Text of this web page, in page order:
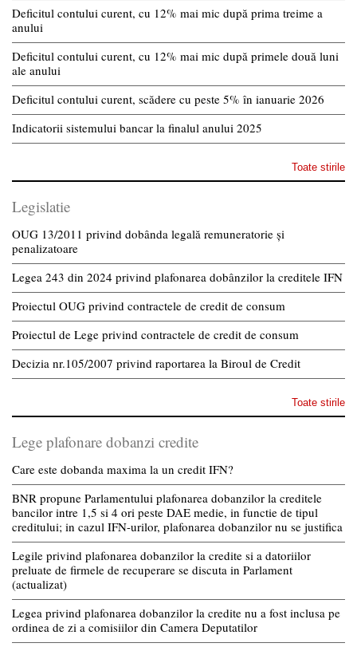
Deficitul contului curent, cu 12% mai mic după prima treime a
anului
Deficitul contului curent, cu 12% mai mic după primele două luni
ale anului
Deficitul contului curent, scădere cu peste 5% în ianuarie 2026
Indicatorii sistemului bancar la finalul anului 2025
Toate stirile
Legislatie
OUG 13/2011 privind dobânda legală remuneratorie și
penalizatoare
Legea 243 din 2024 privind plafonarea dobânzilor la creditele IFN
Proiectul OUG privind contractele de credit de consum
Proiectul de Lege privind contractele de credit de consum
Decizia nr.105/2007 privind raportarea la Biroul de Credit
Toate stirile
Lege plafonare dobanzi credite
Care este dobanda maxima la un credit IFN?
BNR propune Parlamentului plafonarea dobanzilor la creditele
bancilor intre 1,5 si 4 ori peste DAE medie, in functie de tipul
creditului; in cazul IFN-urilor, plafonarea dobanzilor nu se justifica
Legile privind plafonarea dobanzilor la credite si a datoriilor
preluate de firmele de recuperare se discuta in Parlament
(actualizat)
Legea privind plafonarea dobanzilor la credite nu a fost inclusa pe
ordinea de zi a comisiilor din Camera Deputatilor